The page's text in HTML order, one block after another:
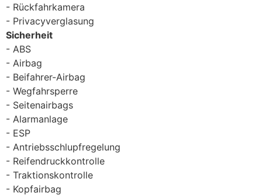
Rückfahrkamera
Privacyverglasung
Sicherheit
ABS
Airbag
Beifahrer-Airbag
Wegfahrsperre
Seitenairbags
Alarmanlage
ESP
Antriebsschlupfregelung
Reifendruckkontrolle
Traktionskontrolle
Kopfairbag